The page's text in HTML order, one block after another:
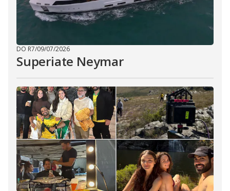
DO R7/09/07/2026
Superiate Neymar